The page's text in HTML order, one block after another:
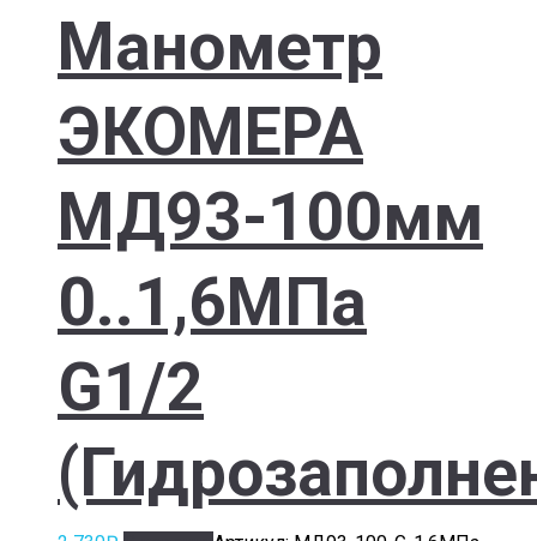
Манометр
ЭКОМЕРА
МД93-100мм
0..1,6МПа
G1/2